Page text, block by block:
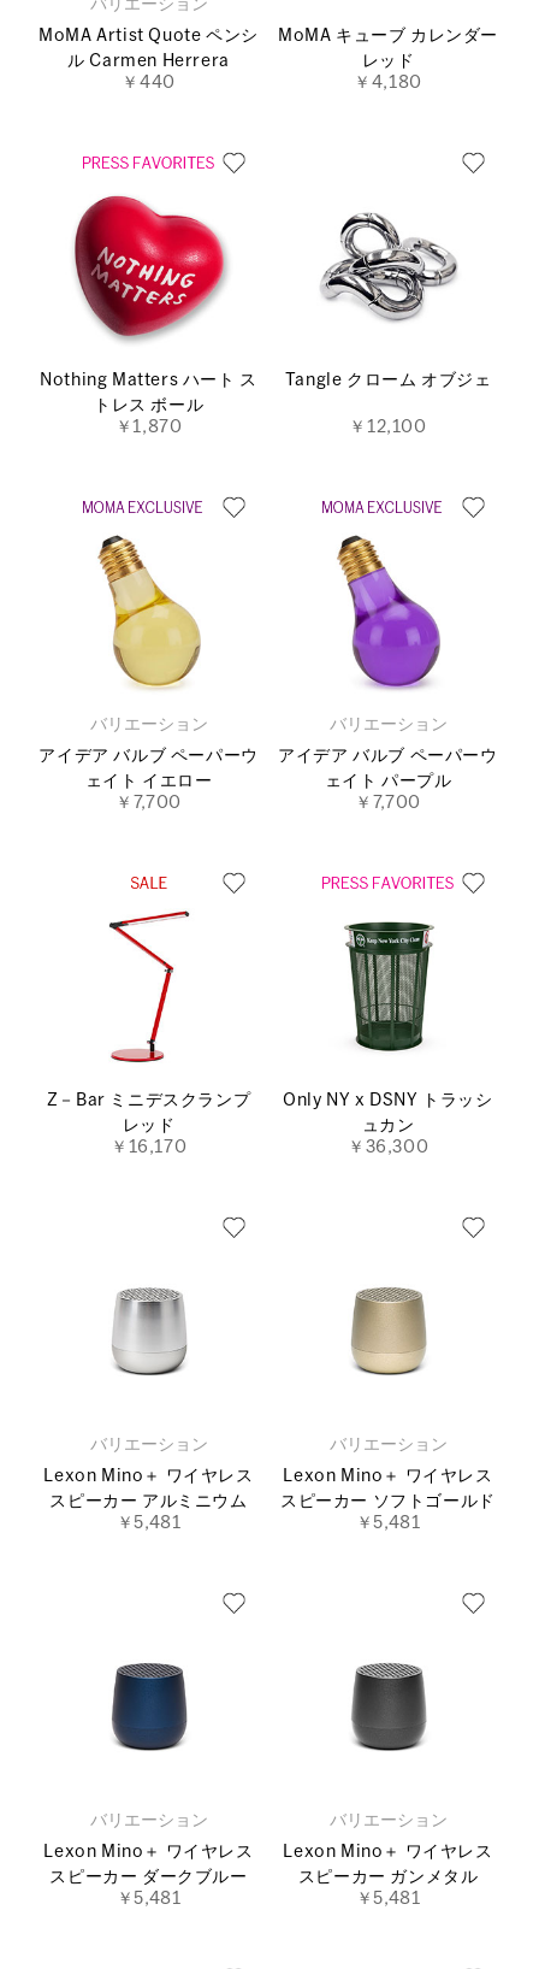
バリエーション
MoMA Artist Quote ペンシ
ル Carmen Herrera
￥440
MoMA キューブ カレンダー
レッド
￥4,180
Nothing Matters ハート ス
トレス ボール
￥1,870
Tangle クローム オブジェ
￥12,100
バリエーション
アイデア バルブ ペーパーウ
ェイト イエロー
￥7,700
バリエーション
アイデア バルブ ペーパーウ
ェイト パープル
￥7,700
Z－Bar ミニデスクランプ
レッド
￥16,170
Only NY x DSNY トラッシ
ュカン
￥36,300
バリエーション
Lexon Mino＋ ワイヤレス
スピーカー アルミニウム
￥5,481
バリエーション
Lexon Mino＋ ワイヤレス
スピーカー ソフトゴールド
￥5,481
バリエーション
Lexon Mino＋ ワイヤレス
スピーカー ダークブルー
￥5,481
バリエーション
Lexon Mino＋ ワイヤレス
スピーカー ガンメタル
￥5,481